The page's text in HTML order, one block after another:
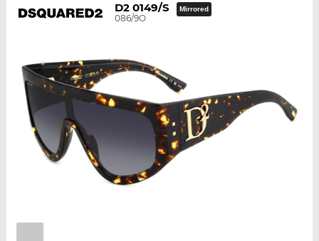
D2 0149/S
086/9O
Mirrored